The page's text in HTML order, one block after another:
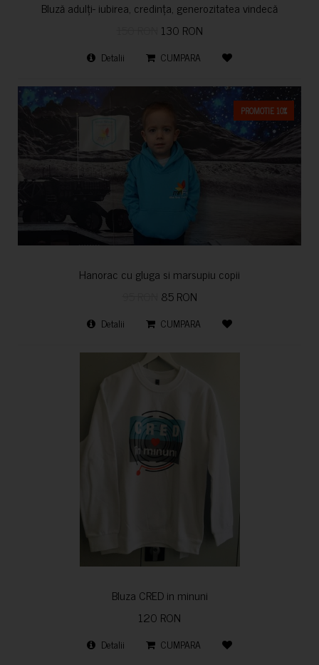
Bluză adulți- iubirea, credința, generozitatea vindecă
130 RON
Detalii CUMPARA
PROMOTIE 10%
Hanorac cu gluga si marsupiu copii
85 RON
Detalii CUMPARA
Bluza CRED in minuni
120 RON
Detalii CUMPARA